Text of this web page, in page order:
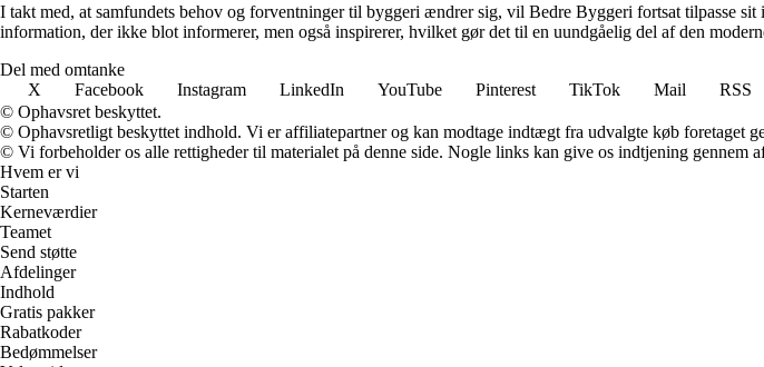
I takt med, at samfundets behov og forventninger til byggeri ændrer sig, vil Bedre Byggeri fortsat tilpasse
information, der ikke blot informerer, men også inspirerer, hvilket gør det til en uundgåelig del af den
Del med omtanke
X
Facebook Instagram LinkedIn YouTube Pinterest TikTok Mail
RSS
© Ophavsret beskyttet.
© Ophavsretligt beskyttet indhold. Vi er affiliatepartner og kan modtage indtægt fra udvalgte køb foretaget
© Vi forbeholder os alle rettigheder til materialet på denne side. Nogle links kan give os indtjening
Hvem er vi
Starten
Kerneværdier
Teamet
Send støtte
Afdelinger
Indhold
Gratis pakker
Rabatkoder
Bedømmelser